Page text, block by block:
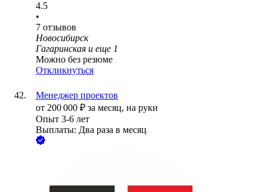
4.5
•
7 отзывов
Новосибирск
Гагаринская и еще 1
Можно без резюме
Откликнуться
Менеджер проектов
от 200 000 ₽ за месяц, на руки
Опыт 3-6 лет
Выплаты: Два раза в месяц